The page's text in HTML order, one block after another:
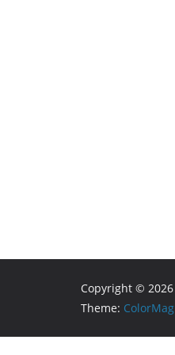
Copyright © 2026
Theme: ColorMag